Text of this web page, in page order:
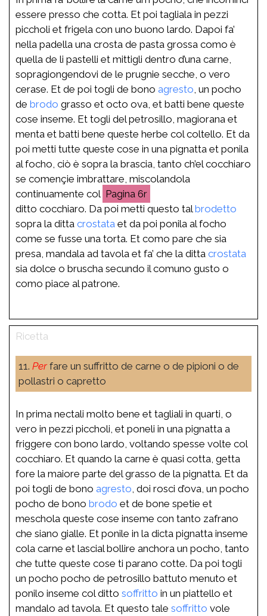
essere presso che cotta. Et poi tagliala in pezzi
piccholi et frigela con uno buono lardo. Dapoi fa’
nella padella una crosta de pasta grossa como è
quella de li pastelli et mittigli dentro d’una carne,
sopragiongendovi de le prugnie secche, o vero
cerase. Et de poi togli de bono agresto , un pocho
de brodo grasso et octo ova, et batti bene queste
cose inseme. Et togli del petrosillo, magiorana et
menta et batti bene queste herbe col coltello. Et da
poi metti tutte queste cose in una pignatta et ponila
al focho, ciò è sopra la brascia, tanto ch’el cocchiaro
se començie imbrattare, miscolandola
continuamente col
6r
ditto cocchiaro. Da poi metti questo talbrodetto
sopra la ditta crostata et da poi ponila al focho
come se fusse una torta. Et como pare che sia
presa, mandala ad tavola et fa’ che la ditta crostata
sia dolce o bruscha secundo il comuno gusto o
como piace al patrone.
11. Perfare un suffritto de carne o de pipioni o de
pollastri o capretto
In prima nectali molto bene et tagliali in quarti, o
vero in pezzi piccholi, et poneli in una pignatta a
friggere con bono lardo, voltando spesse volte col
cocchiaro. Et quando la carne è quasi cotta, getta
fore la maiore parte del grasso de la pignatta. Et da
poi togli de bono agresto , doi rosci d’ova, un pocho
pocho de bono brodo et de bone spetie et
meschola queste cose inseme con tanto zafrano
che siano gialle. Et ponile in la dicta pignatta inseme
cola carne et lascial bollire anchora un pocho, tanto
che tutte queste cose ti parano cotte. Da poi togli
un pocho pocho de petrosillo battuto menuto et
ponilo inseme col ditto soffritto in un piattello et
mandalo ad tavola. Et questo tale soffritto vole